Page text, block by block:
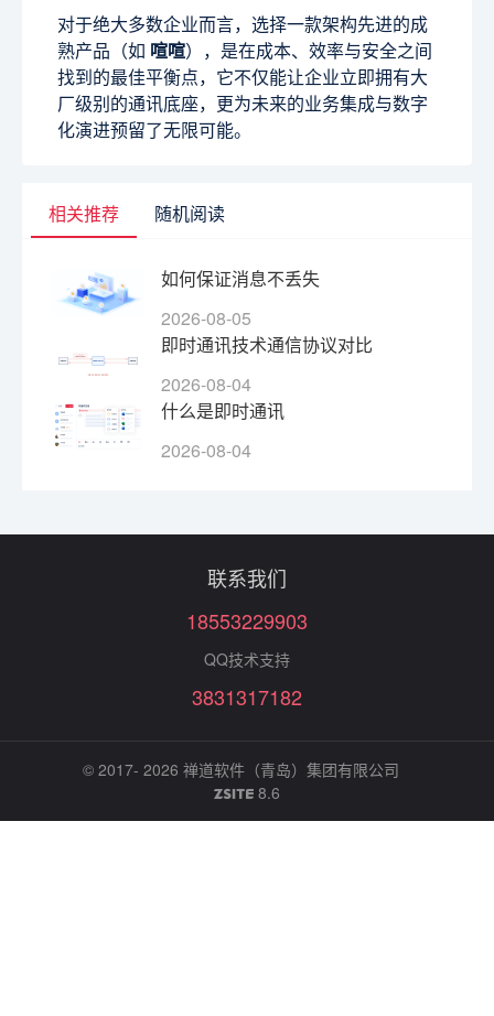
对于绝大多数企业而言，选择一款架构先进的成
熟产品（如 喧喧），是在成本、效率与安全之间
找到的最佳平衡点，它不仅能让企业立即拥有大
厂级别的通讯底座，更为未来的业务集成与数字
化演进预留了无限可能。
相关推荐 随机阅读
如何保证消息不丢失
2026-08-05
即时通讯技术通信协议对比
2026-08-04
什么是即时通讯
2026-08-04
联系我们
18553229903
QQ技术支持
3831317182
© 2017- 2026 禅道软件（青岛）集团有限公司
8.6